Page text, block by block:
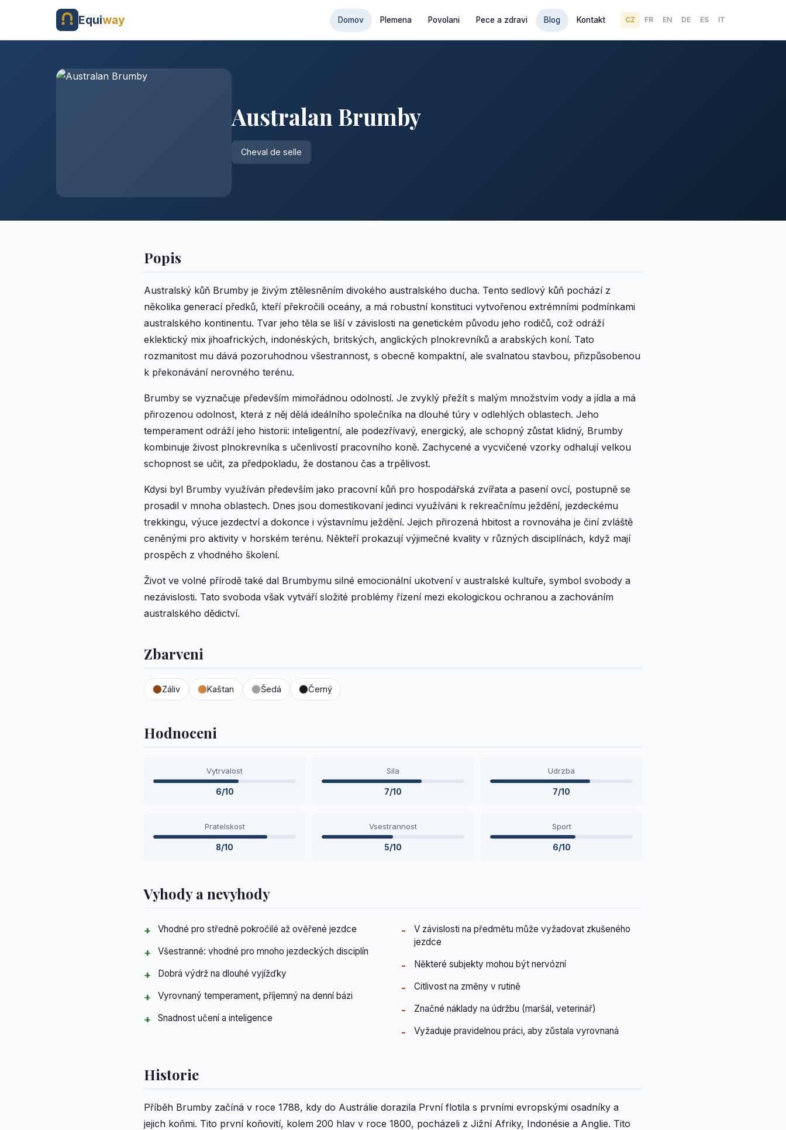
Equiway Domov Plemena Povolani Pece a zdravi Blog Kontakt CZ FR EN DE ES IT
Australan Brumby
Cheval de selle
Popis
Australský kůň Brumby je živým ztělesněním divokého australského ducha. Tento sedlový kůň pochází z
několika generací předků, kteří překročili oceány, a má robustní konstituci vytvořenou extrémními podmínkami
australského kontinentu. Tvar jeho těla se liší v závislosti na genetickém původu jeho rodičů, což odráží
eklektický mix jihoafrických, indonéských, britských, anglických plnokrevníků a arabských koní. Tato
rozmanitost mu dává pozoruhodnou všestrannost, s obecně kompaktní, ale svalnatou stavbou, přizpůsobenou
k překonávání nerovného terénu.
Brumby se vyznačuje především mimořádnou odolností. Je zvyklý přežít s malým množstvím vody a jídla a má
přirozenou odolnost, která z něj dělá ideálního společníka na dlouhé túry v odlehlých oblastech. Jeho
temperament odráží jeho historii: inteligentní, ale podezřívavý, energický, ale schopný zůstat klidný, Brumby
kombinuje živost plnokrevníka s učenlivostí pracovního koně. Zachycené a vycvičené vzorky odhalují velkou
schopnost se učit, za předpokladu, že dostanou čas a trpělivost.
Kdysi byl Brumby využíván především jako pracovní kůň pro hospodářská zvířata a pasení ovcí, postupně se
prosadil v mnoha oblastech. Dnes jsou domestikovaní jedinci využíváni k rekreačnímu ježdění, jezdeckému
trekkingu, výuce jezdectví a dokonce i výstavnímu ježdění. Jejich přirozená hbitost a rovnováha je činí zvláště
ceněnými pro aktivity v horském terénu. Někteří prokazují výjimečné kvality v různých disciplínách, když mají
prospěch z vhodného školení.
Život ve volné přírodě také dal Brumbymu silné emocionální ukotvení v australské kultuře, symbol svobody a
nezávislosti. Tato svoboda však vytváří složité problémy řízení mezi ekologickou ochranou a zachováním
australského dědictví.
Zbarveni
Záliv Kaštan Šedá Černý
Hodnoceni
Vytrvalost
6/10
Sila
7/10
Udrzba
7/10
Pratelskost
8/10
Vsestrannost
5/10
Sport
6/10
Vyhody a nevyhody
Vhodné pro středně pokročilé až ověřené jezdce
Všestranné: vhodné pro mnoho jezdeckých disciplín
Dobrá výdrž na dlouhé vyjížďky
Vyrovnaný temperament, příjemný na denní bázi
Snadnost učení a inteligence
V závislosti na předmětu může vyžadovat zkušeného
jezdce
Některé subjekty mohou být nervózní
Citlivost na změny v rutině
Značné náklady na údržbu (maršál, veterinář)
Vyžaduje pravidelnou práci, aby zůstala vyrovnaná
Historie
Příběh Brumby začíná v roce 1788, kdy do Austrálie dorazila První flotila s prvními evropskými osadníky a
jejich koňmi. Tito první koňovití, kolem 200 hlav v roce 1800, pocházeli z Jižní Afriky, Indonésie a Anglie. Tito